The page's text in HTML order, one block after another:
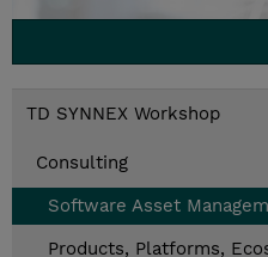
TD SYNNEX Workshop
Consulting
Software Asset
Products, Platforms,